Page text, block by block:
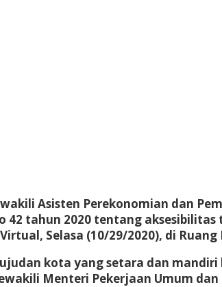
Asisten Perekonomian dan
tahun 2020 tentang
Selasa (10/29/2020), di
kota yang setara dan
Menteri Pekerjaan Umum